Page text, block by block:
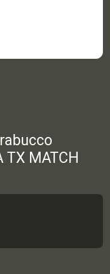
TX MATCH